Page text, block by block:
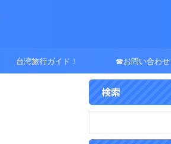
台湾旅行ガイド！ ☎お問い合わせ
検索